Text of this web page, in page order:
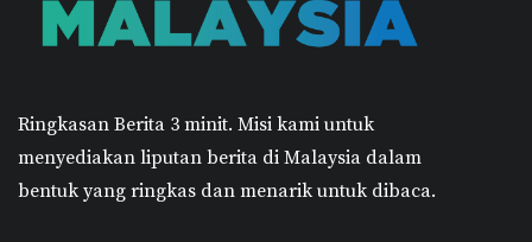
Ringkasan Berita 3 minit. Misi kami untuk
menyediakan liputan berita di Malaysia dalam
bentuk yang ringkas dan menarik untuk dibaca.